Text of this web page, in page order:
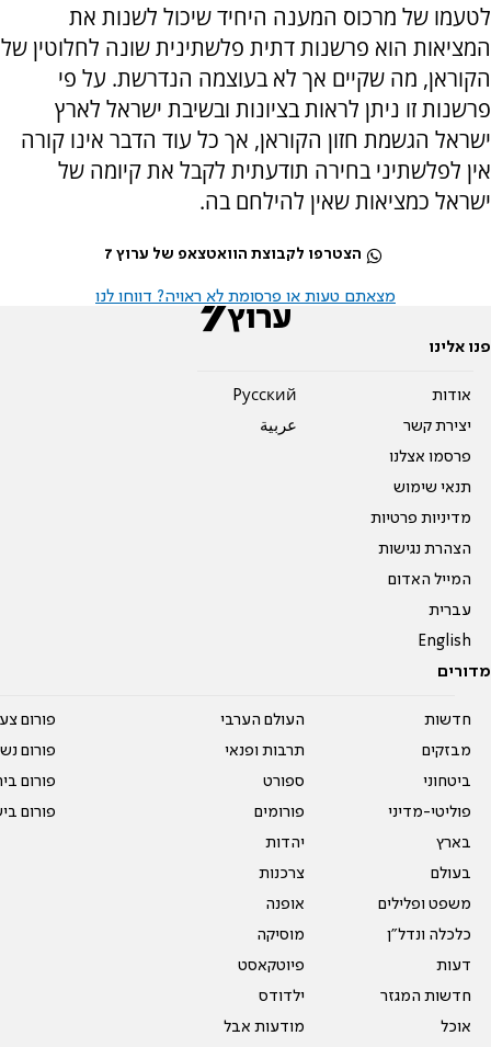
לטעמו של מרכוס המענה היחיד שיכול לשנות את
המציאות הוא פרשנות דתית פלשתינית שונה לחלוטין של
הקוראן, מה שקיים אך לא בעוצמה הנדרשת. על פי
פרשנות זו ניתן לראות בציונות ובשיבת ישראל לארץ
ישראל הגשמת חזון הקוראן, אך כל עוד הדבר אינו קורה
אין לפלשתיני בחירה תודעתית לקבל את קיומה של
ישראל כמציאות שאין להילחם בה.
הצטרפו לקבוצת הוואטצאפ של ערוץ 7
מצאתם טעות או פרסומת לא ראויה? דווחו לנו
פנו אלינו
אודות
יצירת קשר
פרסמו אצלנו
תנאי שימוש
מדיניות פרטיות
הצהרת נגישות
המייל האדום
עברית
English
Pусский
عربية
מדורים
חדשות
מבזקים
ביטחוני
פוליטי-מדיני
בארץ
בעולם
משפט ופלילים
כלכלה ונדל"ן
דעות
חדשות המגזר
אוכל
העולם הערבי
תרבות ופנאי
ספורט
פורומים
יהדות
צרכנות
אופנה
מוסיקה
פיוטקאסט
ילדודס
מודעות אבל
פורום
פורום
פורום
פורום